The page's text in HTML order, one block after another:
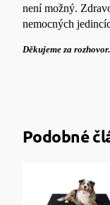
není možný.
nemocných
Děkujeme za rozhovor.
Podobné